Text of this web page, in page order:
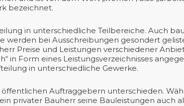
bezeichnet.
in unterschiedliche Teilbereiche. Auch
werden bei Ausschreibungen gesondert
Preise und Leistungen verschiedener
in Form eines Leistungsverzeichnisses
in unterschiedliche Gewerke.
Auftraggebern unterschieden.
privater Bauherr seine Bauleistungen auch